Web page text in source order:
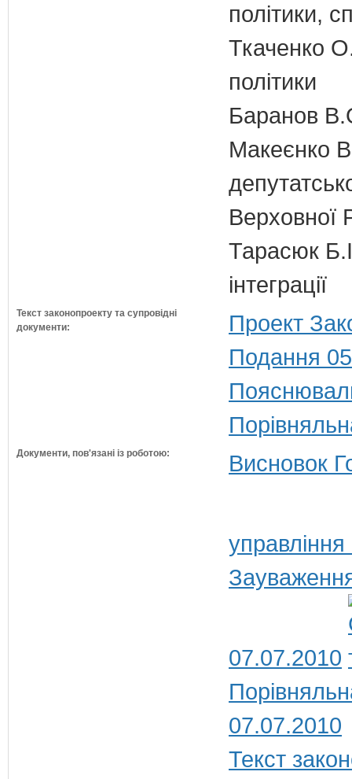
політики,
Ткаченко
політики
Баранов
Макеєнко
Верховної
Тарасюк
інтеграції
Текст законопроекту та супровідні
документи:
Проект
Подання
Документи, пов'язані із роботою: Висновок
07.07.2010
07.07.2010
Текст